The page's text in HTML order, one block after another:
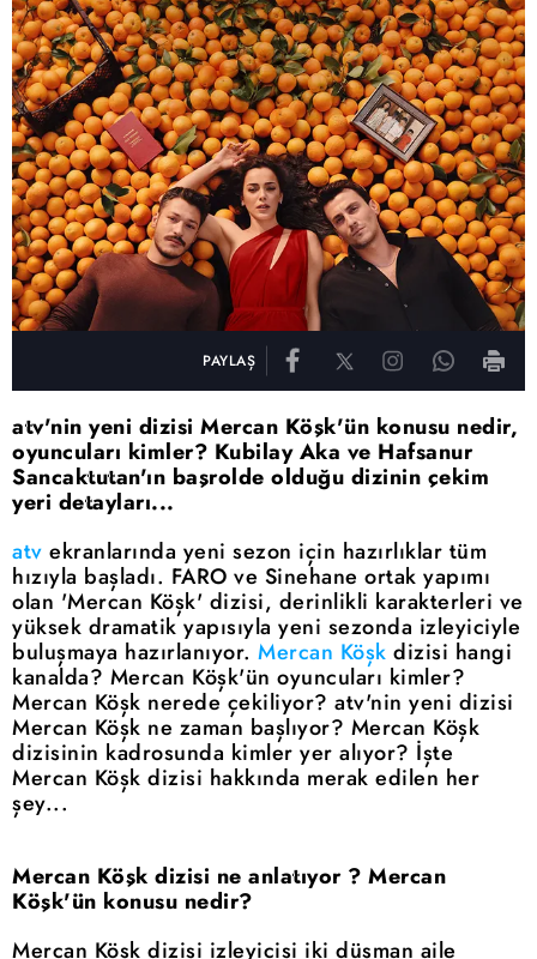
PAYLAŞ
atv'nin yeni dizisi Mercan Köşk'ün konusu nedir,
oyuncuları kimler? Kubilay Aka ve Hafsanur
Sancaktutan'ın başrolde olduğu dizinin çekim
yeri detayları...
atv ekranlarında yeni sezon için hazırlıklar tüm
hızıyla başladı. FARO ve Sinehane ortak yapımı
olan 'Mercan Köşk' dizisi, derinlikli karakterleri ve
yüksek dramatik yapısıyla yeni sezonda izleyiciyle
buluşmaya hazırlanıyor. Mercan Köşk dizisi hangi
kanalda? Mercan Köşk'ün oyuncuları kimler?
Mercan Köşk nerede çekiliyor? atv'nin yeni dizisi
Mercan Köşk ne zaman başlıyor? Mercan Köşk
dizisinin kadrosunda kimler yer alıyor? İşte
Mercan Köşk dizisi hakkında merak edilen her
şey...
Mercan Köşk dizisi ne anlatıyor ? Mercan
Köşk'ün konusu nedir?
Mercan Köşk dizisi izleyicisi iki düşman aile